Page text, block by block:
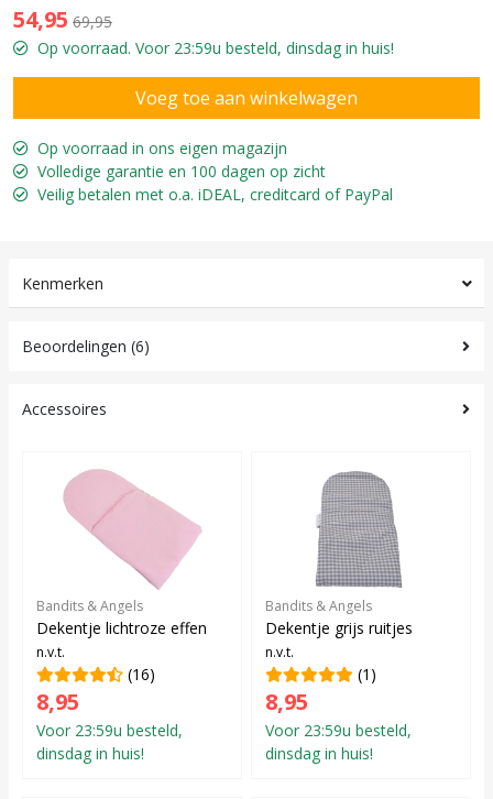
54,95 69,95
Op voorraad. Voor 23:59u besteld, dinsdag in huis!
Op voorraad in ons eigen magazijn
Volledige garantie en 100 dagen op zicht
Veilig betalen met o.a. iDEAL, creditcard of PayPal
Kenmerken
Beoordelingen (6)
Accessoires
Bandits & Angels
Dekentje lichtroze effen
n.v.t.
(16)
8,95
Voor 23:59u besteld,
dinsdag in huis!
Bandits & Angels
Dekentje grijs ruitjes
n.v.t.
(1)
8,95
Voor 23:59u besteld,
dinsdag in huis!